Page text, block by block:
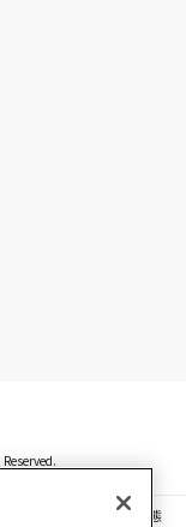
画・音声等を、手段や形態